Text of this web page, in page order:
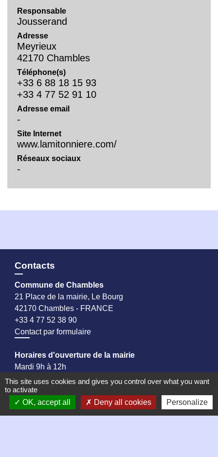
Responsable
Jousserand
Adresse
Meyrieux
42170 Chambles
Téléphone(s)
+33 6 88 18 15 93
+33 4 77 52 91 10
Adresse email
-
Site Internet
www.lamitonniere.com/
Réseaux sociaux
-
Contacts
Commune de Chambles
21 Place de la mairie, Le Bourg
42170 Chambles - FRANCE
+33 4 77 52 38 90
Contact par formulaire
Horaires d'ouverture de la mairie
Mardi 9h à 12h
Jeudi 9h à 13h
Vendredi 9h à 13h puis 14h à 17h
Samedi matin de 9h à 12h, permanence des élus
This site uses cookies and gives you control over what you want
to activate
OK, accept all
Deny all cookies Personalize